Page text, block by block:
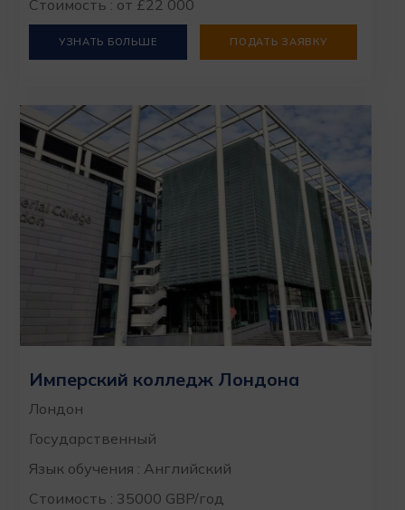
Стоимость : от £22 000
УЗНАТЬ БОЛЬШЕ ПОДАТЬ ЗАЯВКУ
Имперский колледж Лондона
Лондон
Государственный
Язык обучения : Английский
Стоимость : 35000 GBP/год